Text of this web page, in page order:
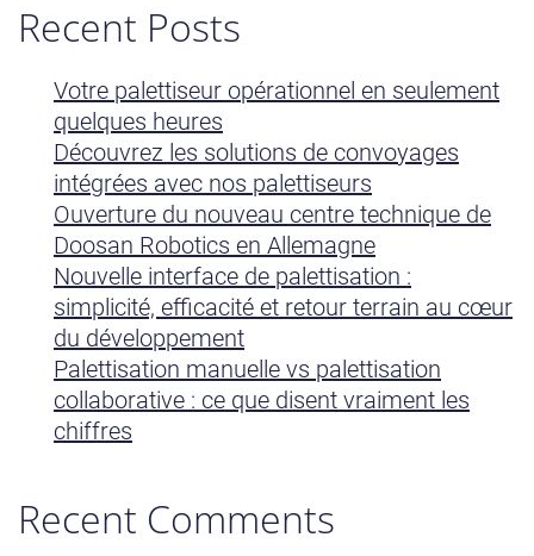
Recent Posts
Votre palettiseur opérationnel en seulement
quelques heures
Découvrez les solutions de convoyages
intégrées avec nos palettiseurs
Ouverture du nouveau centre technique de
Doosan Robotics en Allemagne
Nouvelle interface de palettisation :
simplicité, efficacité et retour terrain au cœur
du développement
Palettisation manuelle vs palettisation
collaborative : ce que disent vraiment les
chiffres
Recent Comments